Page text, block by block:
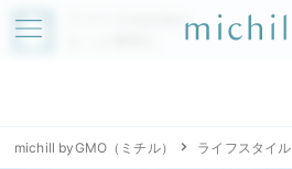
アプリでmichillが
michill byGMO（ミチル） ライフスタイル